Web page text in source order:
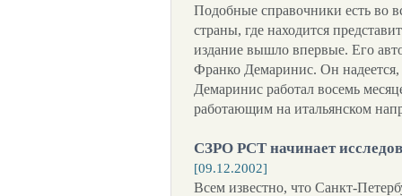
Подобные справочники есть во
страны, где находится
издание вышло впервые. Его
Франко Демаринис. Он
Демаринис работал восемь
работающим на итальянском
СЗРО РСТ начинает
[09.12.2002]
Всем известно, что Санкт-